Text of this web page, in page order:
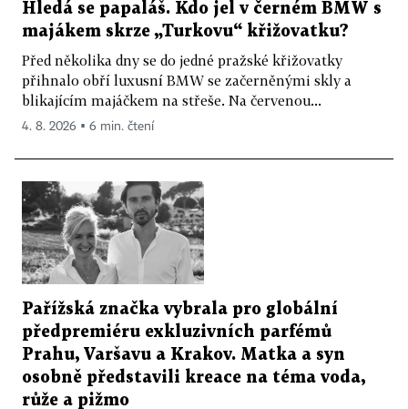
Hledá se papaláš. Kdo jel v černém BMW s
majákem skrze „Turkovu“ křižovatku?
Před několika dny se do jedné pražské křižovatky
přihnalo obří luxusní BMW se začerněnými skly a
blikajícím majáčkem na střeše. Na červenou...
4. 8. 2026 ▪ 6 min. čtení
Pařížská značka vybrala pro globální
předpremiéru exkluzivních parfémů
Prahu, Varšavu a Krakov. Matka a syn
osobně představili kreace na téma voda,
růže a pižmo